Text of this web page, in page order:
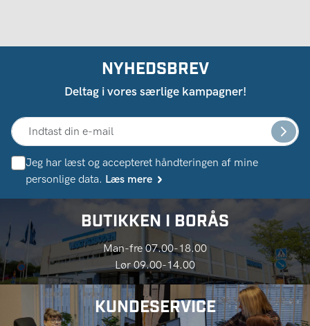
NYHEDSBREV
Deltag i vores særlige kampagner!
Jeg har læst og accepteret håndteringen af ​​mine
personlige data. Læs mere
BUTIKKEN I BORÅS
Man-fre 07.00-18.00
Lør 09.00-14.00
KUNDESERVICE